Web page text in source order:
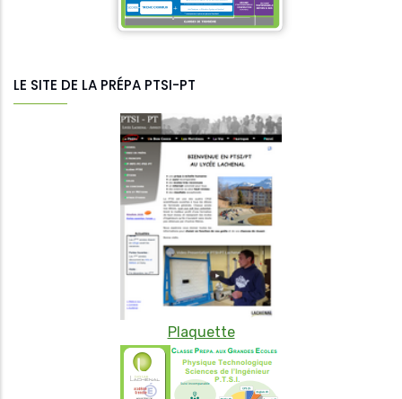
LE SITE DE LA PRÉPA PTSI-PT
Plaquette